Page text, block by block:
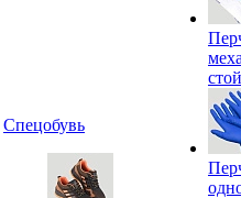
Спецобувь